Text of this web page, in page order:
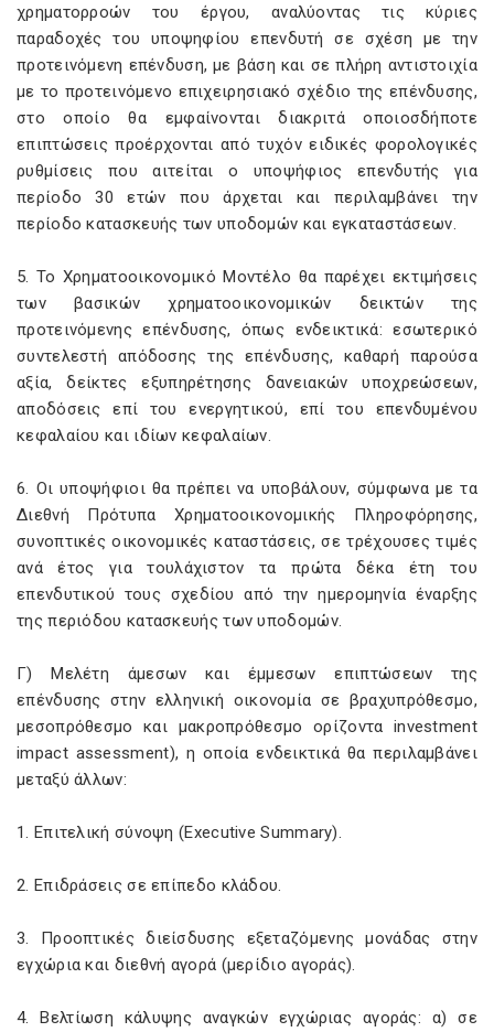
χρηματορροών του έργου, αναλύοντας τις κύριες
παραδοχές του υποψηφίου επενδυτή σε σχέση με την
προτεινόμενη επένδυση, με βάση και σε πλήρη αντιστοιχία
με το προτεινόμενο επιχειρησιακό σχέδιο της επένδυσης,
στο οποίο θα εμφαίνονται διακριτά οποιοσδήποτε
επιπτώσεις προέρχονται από τυχόν ειδικές φορολογικές
ρυθμίσεις που αιτείται ο υποψήφιος επενδυτής για
περίοδο 30 ετών που άρχεται και περιλαμβάνει την
περίοδο κατασκευής των υποδομών και εγκαταστάσεων.
5. Το Χρηματοοικονομικό Μοντέλο θα παρέχει εκτιμήσεις
των βασικών χρηματοοικονομικών δεικτών της
προτεινόμενης επένδυσης, όπως ενδεικτικά: εσωτερικό
συντελεστή απόδοσης της επένδυσης, καθαρή παρούσα
αξία, δείκτες εξυπηρέτησης δανειακών υποχρεώσεων,
αποδόσεις επί του ενεργητικού, επί του επενδυμένου
κεφαλαίου και ιδίων κεφαλαίων.
6. Οι υποψήφιοι θα πρέπει να υποβάλουν, σύμφωνα με τα
Διεθνή Πρότυπα Χρηματοοικονομικής Πληροφόρησης,
συνοπτικές οικονομικές καταστάσεις, σε τρέχουσες τιμές
ανά έτος για τουλάχιστον τα πρώτα δέκα έτη του
επενδυτικού τους σχεδίου από την ημερομηνία έναρξης
της περιόδου κατασκευής των υποδομών.
Γ) Μελέτη άμεσων και έμμεσων επιπτώσεων της
επένδυσης στην ελληνική οικονομία σε βραχυπρόθεσμο,
μεσοπρόθεσμο και μακροπρόθεσμο ορίζοντα investment
impact assessment), η οποία ενδεικτικά θα περιλαμβάνει
μεταξύ άλλων:
1. Επιτελική σύνοψη (Executive Summary).
2. Επιδράσεις σε επίπεδο κλάδου.
3. Προοπτικές διείσδυσης εξεταζόμενης μονάδας στην
εγχώρια και διεθνή αγορά (μερίδιο αγοράς).
4. Βελτίωση κάλυψης αναγκών εγχώριας αγοράς: α) σε